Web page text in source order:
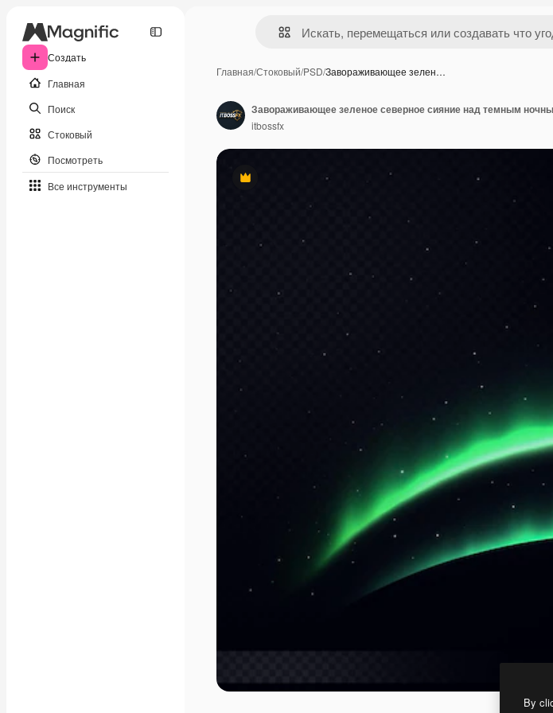
Создать
Главная
Поиск
Стоковый
Посмотреть
Все инструменты
Главная/Стоковый/PSD/Завораживающее зелен…
Премиум
Завораживающее зеленое северное сияние над темным
itbossfx
By